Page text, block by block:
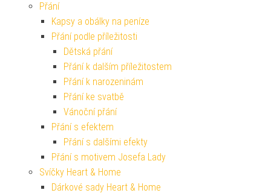
Přání
Kapsy a obálky na peníze
Přání podle příležitosti
Dětská přání
Přání k dalším příležitostem
Přání k narozeninám
Přání ke svatbě
Vánoční přání
Přání s efektem
Přání s dalšími efekty
Přání s motivem Josefa Lady
Svíčky Heart & Home
Dárkové sady Heart & Home